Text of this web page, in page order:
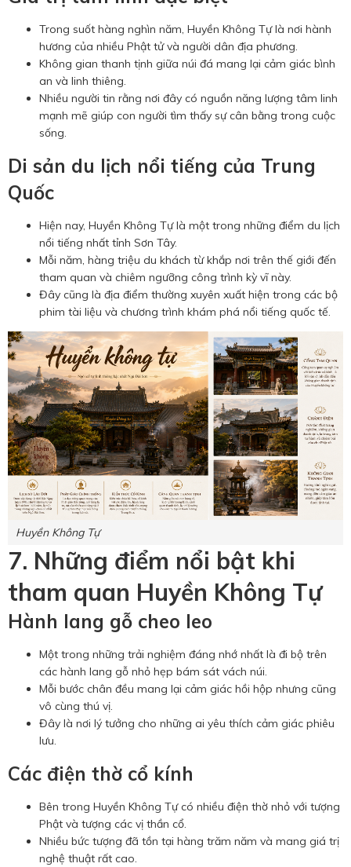
Trong suốt hàng nghìn năm, Huyền Không Tự là nơi hành
hương của nhiều Phật tử và người dân địa phương.
Không gian thanh tịnh giữa núi đá mang lại cảm giác bình
an và linh thiêng.
Nhiều người tin rằng nơi đây có nguồn năng lượng tâm linh
mạnh mẽ giúp con người tìm thấy sự cân bằng trong cuộc
sống.
Di sản du lịch nổi tiếng của Trung
Quốc
Hiện nay, Huyền Không Tự là một trong những điểm du lịch
nổi tiếng nhất tỉnh Sơn Tây.
Mỗi năm, hàng triệu du khách từ khắp nơi trên thế giới đến
tham quan và chiêm ngưỡng công trình kỳ vĩ này.
Đây cũng là địa điểm thường xuyên xuất hiện trong các bộ
phim tài liệu và chương trình khám phá nổi tiếng quốc tế.
Huyền Không Tự
7. Những điểm nổi bật khi
tham quan Huyền Không Tự
Hành lang gỗ cheo leo
Một trong những trải nghiệm đáng nhớ nhất là đi bộ trên
các hành lang gỗ nhỏ hẹp bám sát vách núi.
Mỗi bước chân đều mang lại cảm giác hồi hộp nhưng cũng
vô cùng thú vị.
Đây là nơi lý tưởng cho những ai yêu thích cảm giác phiêu
lưu.
Các điện thờ cổ kính
Bên trong Huyền Không Tự có nhiều điện thờ nhỏ với tượng
Phật và tượng các vị thần cổ.
Nhiều bức tượng đã tồn tại hàng trăm năm và mang giá trị
nghệ thuật rất cao.